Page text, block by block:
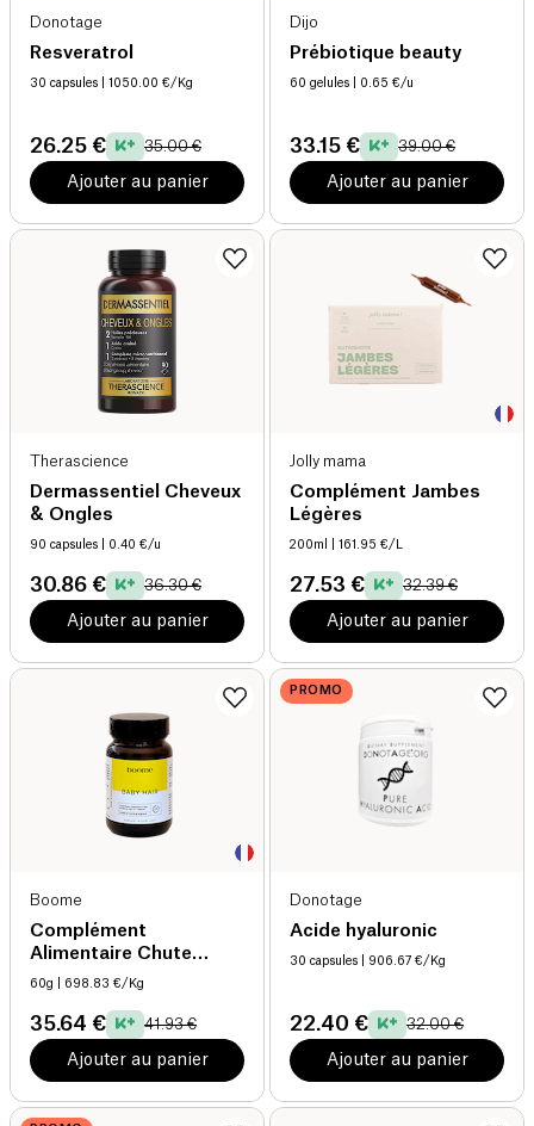
Donotage
Resveratrol
30 capsules | 1050.00 €/Kg
26.25 € 35.00 €
Ajouter au panier
Dijo
Prébiotique beauty
60 gelules | 0.65 €/u
33.15 € 39.00 €
Ajouter au panier
Therascience
Dermassentiel Cheveux
& Ongles
90 capsules | 0.40 €/u
30.86 € 36.30 €
Ajouter au panier
Jolly mama
Complément Jambes
Légères
200ml | 161.95 €/L
27.53 € 32.39 €
Ajouter au panier
Boome
Complément
Alimentaire Chute
Cheveux Baby Hair
60g | 698.83 €/Kg
35.64 € 41.93 €
Ajouter au panier
PROMO
Donotage
Acide hyaluronic
30 capsules | 906.67 €/Kg
22.40 € 32.00 €
Ajouter au panier